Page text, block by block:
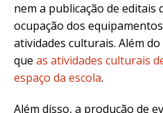
nem a publicação de editais
ocupação dos
atividades culturais. Além
que as atividades culturais
espaço da escola.
Além disso, a produção de